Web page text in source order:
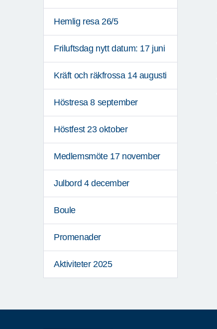
Hemlig resa 26/5
Friluftsdag nytt datum: 17 juni
Kräft och räkfrossa 14 augusti
Höstresa 8 september
Höstfest 23 oktober
Medlemsmöte 17 november
Julbord 4 december
Boule
Promenader
Aktiviteter 2025